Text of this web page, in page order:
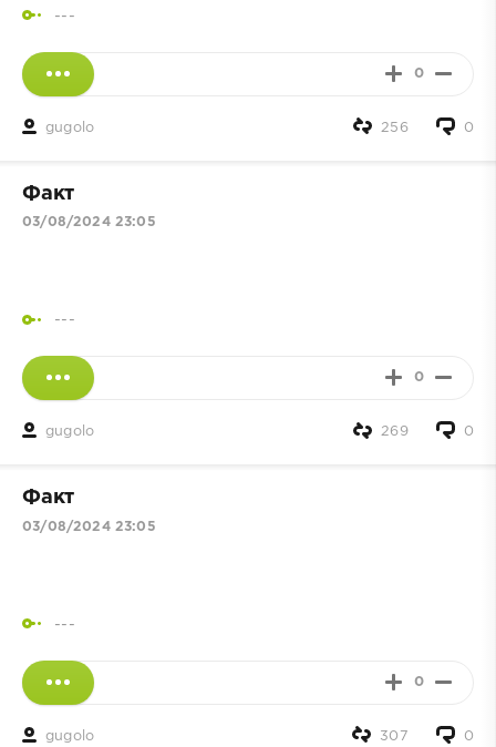
---
0
gugolo 0
256
Факт
03/08/2024 23:05
---
0
gugolo 0
269
Факт
03/08/2024 23:05
---
0
gugolo 0
307